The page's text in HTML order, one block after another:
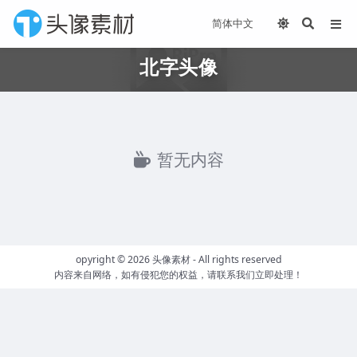
北字头像
暂无内容
opyright © 2026 头像素材 - All rights reserved
内容来自网络，如有侵犯您的权益，请联系我们立即处理！